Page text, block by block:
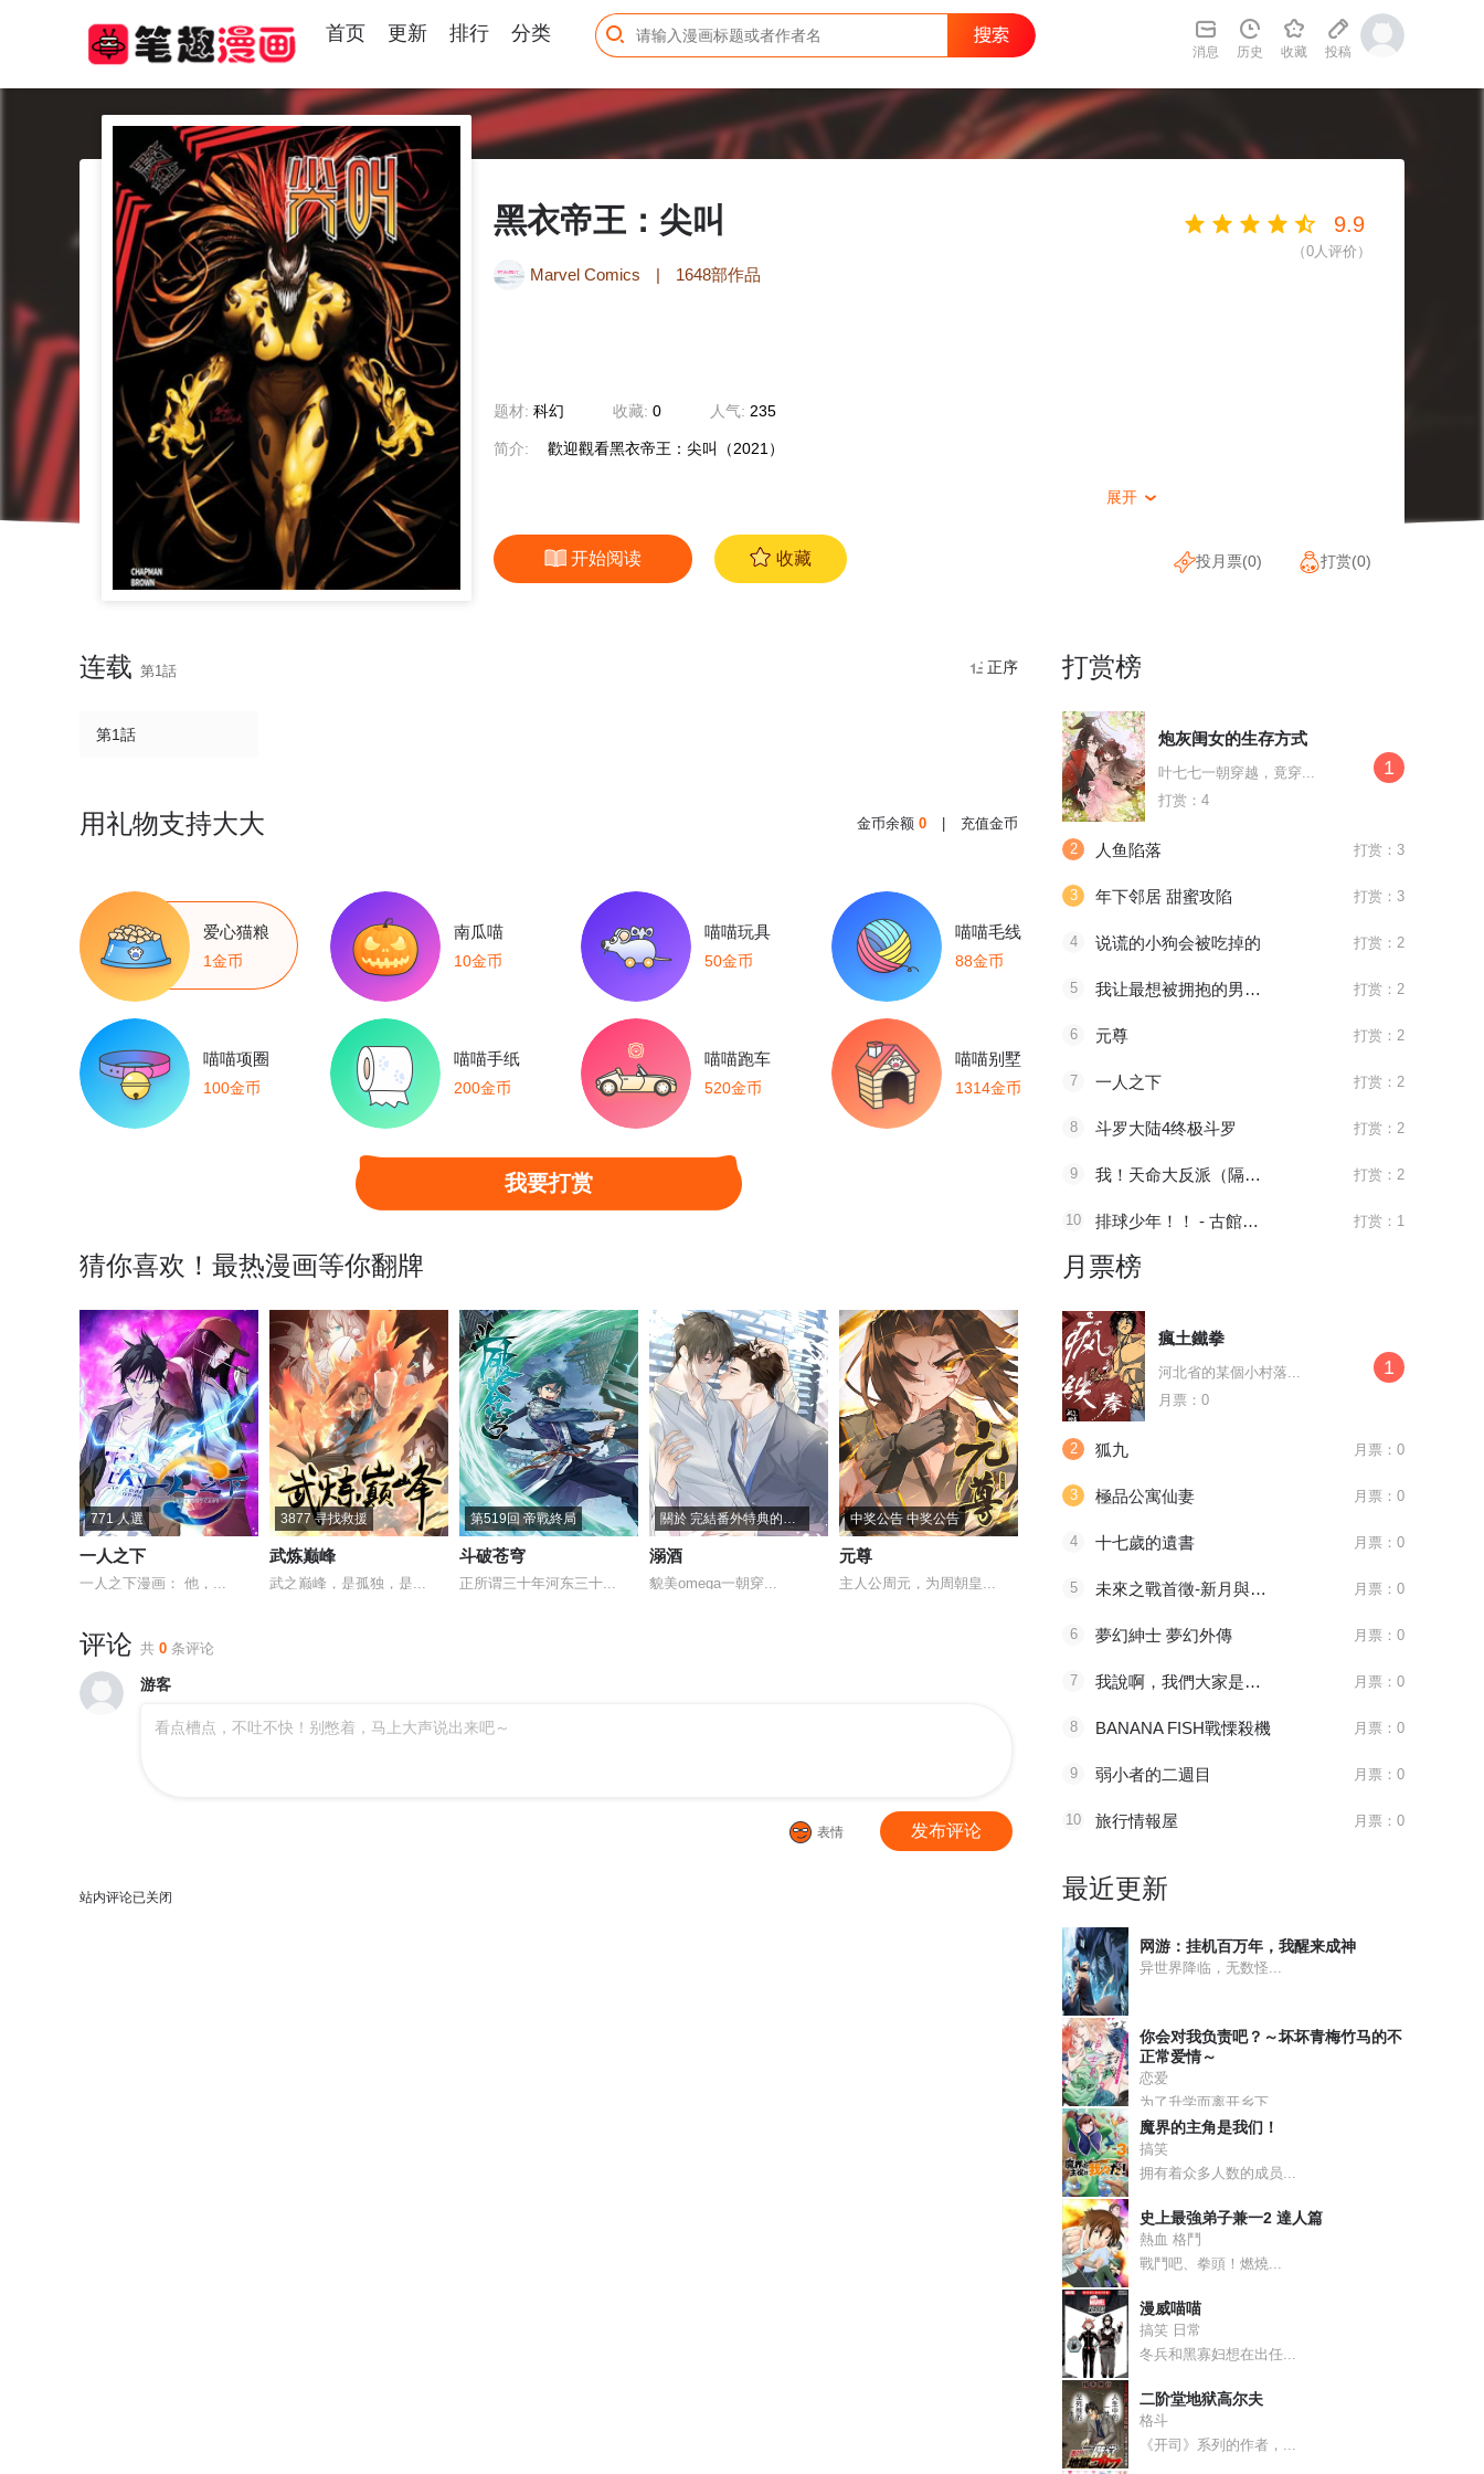
首页 更新 排行 分类
消息 历史 收藏 投稿
黑衣帝王：尖叫
Marvel Comics | 1648部作品
题材: 科幻 收藏: 0 人气: 235
简介: 歡迎觀看黑衣帝王：尖叫（2021）
展开 
开始阅读 收藏
9.9
（0人评价）
投月票(0) 打赏(0)
连载 第1話 正序
第1話
用礼物支持大大 金币余额 0 充值金币
爱心猫粮
1金币
南瓜喵
10金币
喵喵玩具
50金币
喵喵毛线
88金币
喵喵项圈
100金币
喵喵手纸
200金币
喵喵跑车
520金币
喵喵别墅
1314金币
我要打赏
猜你喜欢！最热漫画等你翻牌
771 人選
一人之下
一人之下漫画： 他，...
3877 寻找救援
武炼巅峰
武之巅峰，是孤独，是...
第519回 帝戰終局
斗破苍穹
正所谓三十年河东三十...
關於 完結番外特典的通知
溺酒
貌美omega一朝穿...
中奖公告 中奖公告
元尊
主人公周元，为周朝皇... 八百年前，谢怜是金枝... 主角莫凡继承了一个神...
评论 共 0 条评论
游客
看点槽点，不吐不快！别憋着，马上大声说出来吧～
表情 发布评论
站内评论已关闭
打赏榜
炮灰闺女的生存方式
叶七七一朝穿越，竟穿...
打赏：4
1
2 人鱼陷落 打赏：3
3 年下邻居 甜蜜攻陷 打赏：3
4 说谎的小狗会被吃掉的 打赏：2
5 我让最想被拥抱的男人给威胁了 打赏：2
6 元尊 打赏：2
7 一人之下 打赏：2
8 斗罗大陆4终极斗罗 打赏：2
9 我！天命大反派（隔周双更） 打赏：2
10 排球少年！！ - 古館春一 打赏：1
月票榜
瘋土鐵拳
河北省的某個小村落...
月票：0
1
2 狐九 月票：0
3 極品公寓仙妻 月票：0
4 十七歲的遺書 月票：0
5 未來之戰首徵-新月與艾歐 月票：0
6 夢幻紳士 夢幻外傳 月票：0
7 我說啊，我們大家是要好的朋友嗎？是要好的朋友吧。 月票：0
8 BANANA FISH戰慄殺機 月票：0
9 弱小者的二週目 月票：0
10 旅行情報屋 月票：0
最近更新
网游：挂机百万年，我醒来成神
异世界降临，无数怪...
你会对我负责吧？～坏坏青梅竹马的不
正常爱情～
恋爱
为了升学而离开乡下...
魔界的主角是我们！
搞笑
拥有着众多人数的成员...
史上最強弟子兼一2 達人篇
熱血 格鬥
戰鬥吧、拳頭！燃燒...
漫威喵喵
搞笑 日常
冬兵和黑寡妇想在出任...
二阶堂地狱高尔夫
格斗
《开司》系列的作者，...